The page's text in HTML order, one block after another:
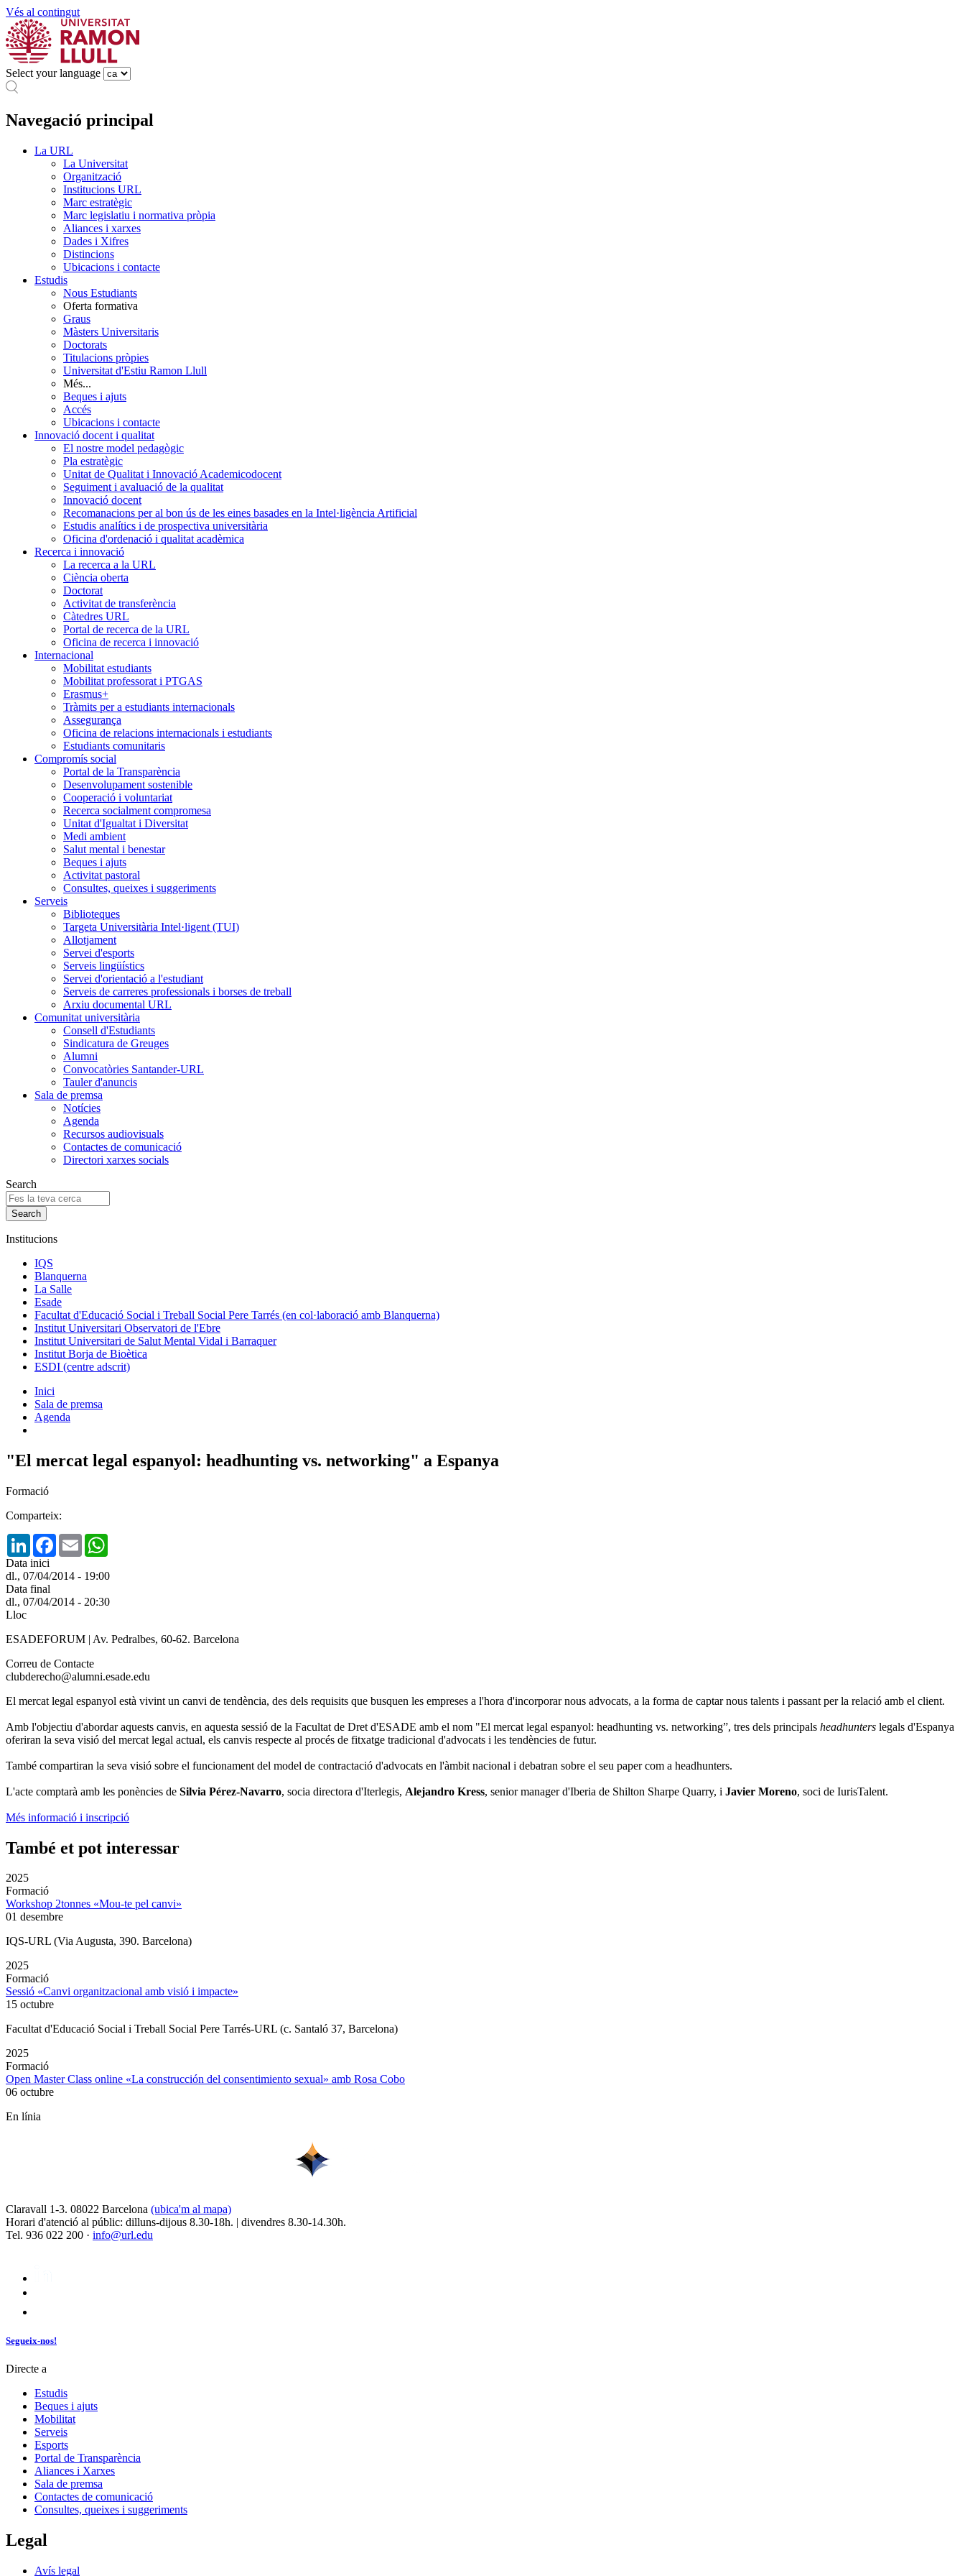
Vés al contingut
Select your language
Navegació principal
La URL
La Universitat
Organització
Institucions URL
Marc estratègic
Marc legislatiu i normativa pròpia
Aliances i xarxes
Dades i Xifres
Distincions
Ubicacions i contacte
Estudis
Nous Estudiants
Oferta formativa
Graus
Màsters Universitaris
Doctorats
Titulacions pròpies
Universitat d'Estiu Ramon Llull
Més...
Beques i ajuts
Accés
Ubicacions i contacte
Innovació docent i qualitat
El nostre model pedagògic
Pla estratègic
Unitat de Qualitat i Innovació Academicodocent
Seguiment i avaluació de la qualitat
Innovació docent
Recomanacions per al bon ús de les eines basades en la Intel·ligència Artificial
Estudis analítics i de prospectiva universitària
Oficina d'ordenació i qualitat acadèmica
Recerca i innovació
La recerca a la URL
Ciència oberta
Doctorat
Activitat de transferència
Càtedres URL
Portal de recerca de la URL
Oficina de recerca i innovació
Internacional
Mobilitat estudiants
Mobilitat professorat i PTGAS
Erasmus+
Tràmits per a estudiants internacionals
Assegurança
Oficina de relacions internacionals i estudiants
Estudiants comunitaris
Compromís social
Portal de la Transparència
Desenvolupament sostenible
Cooperació i voluntariat
Recerca socialment compromesa
Unitat d'Igualtat i Diversitat
Medi ambient
Salut mental i benestar
Beques i ajuts
Activitat pastoral
Consultes, queixes i suggeriments
Serveis
Biblioteques
Targeta Universitària Intel·ligent (TUI)
Allotjament
Servei d'esports
Serveis lingüístics
Servei d'orientació a l'estudiant
Serveis de carreres professionals i borses de treball
Arxiu documental URL
Comunitat universitària
Consell d'Estudiants
Sindicatura de Greuges
Alumni
Convocatòries Santander-URL
Tauler d'anuncis
Sala de premsa
Notícies
Agenda
Recursos audiovisuals
Contactes de comunicació
Directori xarxes socials
Search
Institucions
IQS
Blanquerna
La Salle
Esade
Facultat d'Educació Social i Treball Social Pere Tarrés (en col·laboració amb Blanquerna)
Institut Universitari Observatori de l'Ebre
Institut Universitari de Salut Mental Vidal i Barraquer
Institut Borja de Bioètica
ESDI (centre adscrit)
Inici
Sala de premsa
Agenda
"El mercat legal espanyol: headhunting vs. networking" a Espanya
Formació
Comparteix:
LinkedInFacebook
Email
Data inici
dl., 07/04/2014 - 19:00
Data final
dl., 07/04/2014 - 20:30
Lloc
ESADEFORUM | Av. Pedralbes, 60-62. Barcelona
Correu de Contacte
clubderecho@alumni.esade.edu
El mercat legal espanyol està vivint un canvi de tendència, des dels requisits que busquen les empreses a l'hora d'incorporar nous advocats, a la forma de captar nous talents i passant per la relació amb el client.
Amb l'objectiu d'abordar aquests canvis, en aquesta sessió de la Facultat de Dret d'ESADE amb el nom "El mercat legal espanyol: headhunting vs. networking”, tres dels principals headhunters legals d'Espanya
oferiran la seva visió del mercat legal actual, els canvis respecte al procés de fitxatge tradicional d'advocats i les tendències de futur.
També compartiran la seva visió sobre el funcionament del model de contractació d'advocats en l'àmbit nacional i debatran sobre el seu paper com a headhunters.
L'acte comptarà amb les ponències de Silvia Pérez-Navarro, socia directora d'Iterlegis, Alejandro Kress, senior manager d'Iberia de Shilton Sharpe Quarry, i Javier Moreno, soci de IurisTalent.
Més informació i inscripció
També et pot interessar
2025
Formació
Workshop 2tonnes «Mou-te pel canvi»
01 desembre
IQS-URL (Via Augusta, 390. Barcelona)
2025
Formació
Sessió «Canvi organitzacional amb visió i impacte»
15 octubre
Facultat d'Educació Social i Treball Social Pere Tarrés-URL (c. Santaló 37, Barcelona)
2025
Formació
Open Master Class online «La construcción del consentimiento sexual» amb Rosa Cobo
06 octubre
En línia
Claravall 1-3. 08022 Barcelona (ubica'm al mapa)
Horari d'atenció al públic: dilluns-dijous 8.30-18h. | divendres 8.30-14.30h.
Tel. 936 022 200 · info@url.edu
Segueix-nos!
Directe a
Estudis
Beques i ajuts
Mobilitat
Serveis
Esports
Portal de Transparència
Aliances i Xarxes
Sala de premsa
Contactes de comunicació
Consultes, queixes i suggeriments
Legal
Avís legal